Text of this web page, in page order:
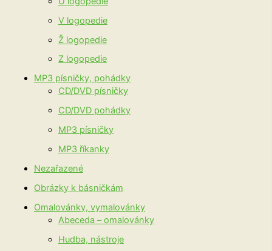
V logopedie
Ž logopedie
Z logopedie
MP3 písničky, pohádky
CD/DVD písničky
CD/DVD pohádky
MP3 písničky
MP3 říkanky
Nezařazené
Obrázky k básničkám
Omalovánky, vymalovánky
Abeceda – omalovánky
Hudba, nástroje